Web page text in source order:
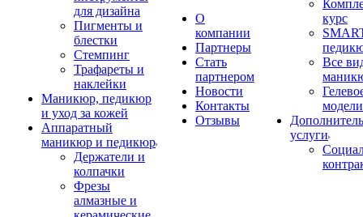
для дизайна
Пигменты и
блестки
Стемпинг
Трафареты и
наклейки
Маникюр, педикюр
и уход за кожей
Аппаратный
маникюр и педикюр
Держатели и
колпачки
Фрезы
алмазные и
О
компании
Партнеры
Стать
партнером
Новости
Контакты
Отзывы
курс
Все
услуги